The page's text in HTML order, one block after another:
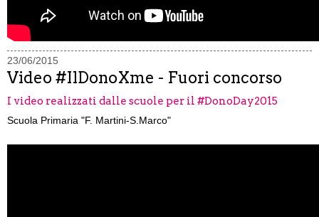
23/06/2015
Video #IlDonoXme - Fuori concorso
I video realizzati dalle scuole per il #DonoDay2015
Scuola Primaria "F. Martini-S.Marco"